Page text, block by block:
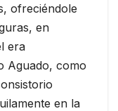
ofreciéndole
en
era
Aguado, como
en la